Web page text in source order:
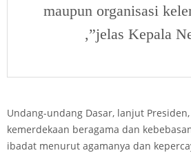
maupun organisasi
,”jelas Kepala
Undang-undang Dasar, lanjut
kemerdekaan beragama dan
ibadat menurut agamanya dan